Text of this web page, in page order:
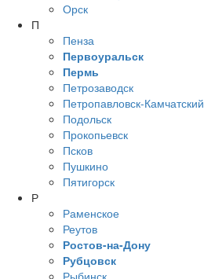
Орск
П
Пенза
Первоуральск
Пермь
Петрозаводск
Петропавловск-Камчатский
Подольск
Прокопьевск
Псков
Пушкино
Пятигорск
Р
Раменское
Реутов
Ростов-на-Дону
Рубцовск